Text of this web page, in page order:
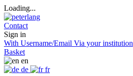
Loading...
Contact
Sign in
With Username/Email Via your institution
Basket
en
de
fr